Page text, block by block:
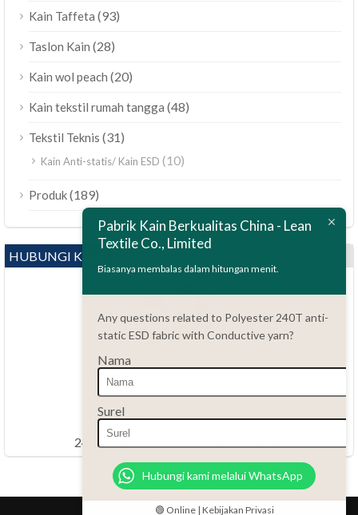
Kain Taffeta (93)
Taslon Kain (28)
Kain wol peach (20)
Kain tekstil rumah tangga (48)
Tekstil Teknis (31)
Kain Anti-statis/ Kain ESD (10)
Produk(189)
HUBUNGI KAMI
Ada pertanyaan?
haiming@leantex.com
24 jam setiap hari, 7 hari setiap minggu
Pabrik Kain Berkualitas China - Lean
Textile Co., Limited
Biasanya membalas dalam hitungan menit.
Any questions related to Polyester 240T anti-
static ESD fabric with Conductive yarn?
Nama
Surel
Hubungi kami melalui WhatsApp
🟢 Online | Kebijakan Privasi
Français
Español
Português do Brasil
Türkçe
Tiếng Việt
العربية
Polski
Bahasa Melayu
ไทย